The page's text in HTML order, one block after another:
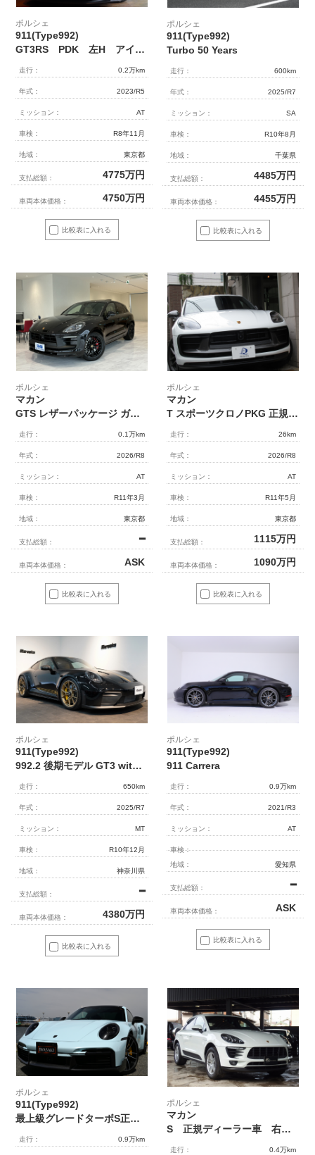
比較表に入れる
ポルシェ
911(Type992)
GT3RS PDK 左H アイスグレーメタリック フロントリフト フルバケシート
走行： 0.2万km
年式： 2023/R5
ミッション： AT
車検： R8年11月
地域： 東京都
支払総額： 4775万円
車両本体価格： 4750万円
比較表に入れる
ポルシェ
911(Type992)
Turbo 50 Years
走行： 600km
年式： 2025/R7
ミッション： SA
車検： R10年8月
地域： 千葉県
支払総額： 4485万円
車両本体価格： 4455万円
比較表に入れる
ポルシェ
マカン
GTS レザーパッケージ ガソリンエンジン最終モデル
走行： 0.1万km
年式： 2026/R8
ミッション： AT
車検： R11年3月
地域： 東京都
支払総額： ━
車両本体価格： ASK
比較表に入れる
ポルシェ
マカン
T スポーツクロノPKG 正規ディーラー車 パノラマルーフシステム
走行： 26km
年式： 2026/R8
ミッション： AT
車検： R11年5月
地域： 東京都
支払総額： 1115万円
車両本体価格： 1090万円
比較表に入れる
ポルシェ
911(Type992)
992.2 後期モデル GT3 with Touring Package 6MT 正規D車 左H OP573 Exclusive Manufakturレザーインテリア PCCB Fリフト クロノPKG 1オーナー
走行： 650km
年式： 2025/R7
ミッション： MT
車検： R10年12月
地域： 神奈川県
支払総額： ━
車両本体価格： 4380万円
比較表に入れる
ポルシェ
911(Type992)
911 Carrera
走行： 0.9万km
年式： 2021/R3
ミッション： AT
車検：
地域：
愛知県
支払総額： ━
車両本体価格： ASK
ポルシェ
911(Type992)
最上級グレードターボS正規ディーラー車法人オナ禁煙屋根保管雨天未使用新車同様0.9万Km右ハンドルOPスポーツエキゾーストOPCCBスポーツデザインPKG純正21インチアルミBOSEサウンド純正ナビBカメラ特注フルプロテクションムルワイホワイトラッピング（元色ブラック）ルーフカーボンラッピング徹底整備豪華装備必見！！
走行： 0.9万km
ポルシェ
マカン
S 正規ディーラー車 右ハンドル
走行： 0.4万km